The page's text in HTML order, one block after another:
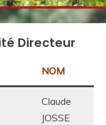
Directeur
NOM
Claude
JOSSE